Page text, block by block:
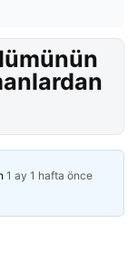
1 ay 1 hafta önce